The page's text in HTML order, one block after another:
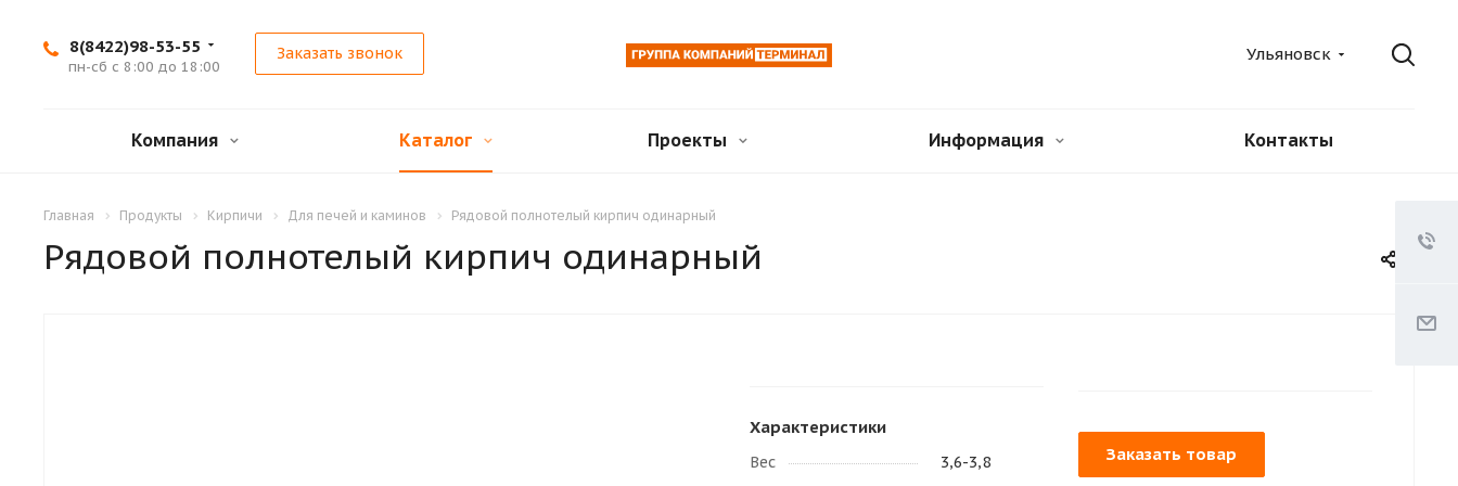
8(8422)98-53-55
пн-сб с 8:00 до 18:00
Заказать звонок Ульяновск
Компания Каталог Проекты Информация Контакты
Главная Продукты Кирпичи Для печей и каминов Рядовой полнотелый кирпич одинарный
Рядовой полнотелый кирпич одинарный
Характеристики
Вес
3,6-3,8
Заказать товар